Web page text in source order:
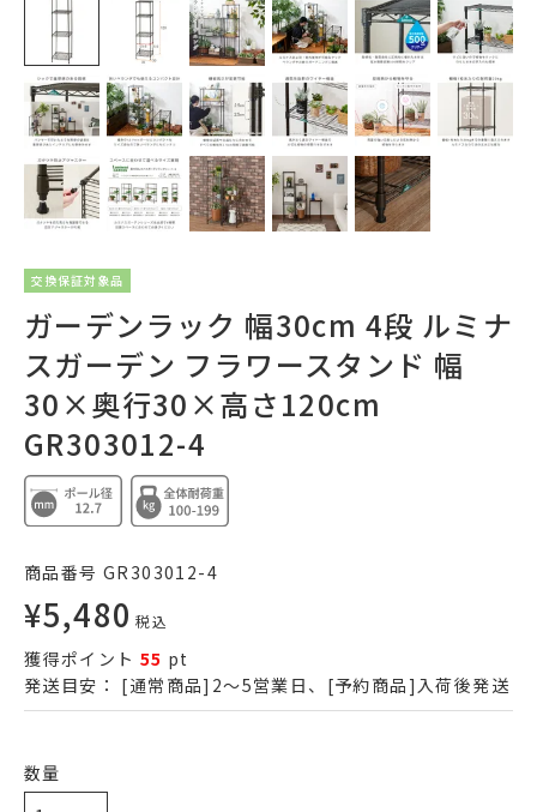
交換保証対象品
ガーデンラック 幅30cm 4段 ルミナ
スガーデン フラワースタンド 幅
30×奥行30×高さ120cm
GR303012-4
商品番号 GR303012-4
¥5,480 税込
獲得ポイント 55 pt
発送目安： [通常商品]2～5営業日、[予約商品]入荷後発送